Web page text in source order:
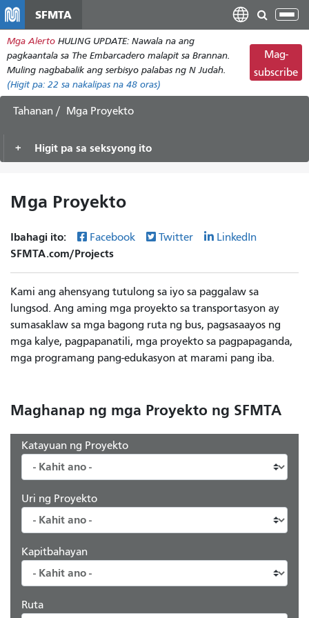
pangunahing
nilalaman
SFMTA
I-
ang
Mga Alerto HULING UPDATE: Nawala na ang
pagkaantala sa The Embarcadero malapit sa Brannan.
Muling nagbabalik ang serbisyo palabas ng N Judah.
(Higit pa: 22 sa nakalipas na 48 oras)
Mag-
subscribe
Tahanan Mga Proyekto
Higit pa sa seksyong ito
Mga Proyekto
Ibahagi ito: Facebook Twitter LinkedIn
SFMTA.com/Projects
Kami ang ahensyang tutulong sa iyo sa paggalaw sa
lungsod. Ang aming mga proyekto sa transportasyon ay
sumasaklaw sa mga bagong ruta ng bus, pagsasaayos ng
mga kalye, pagpapanatili, mga proyekto sa pagpapaganda,
mga programang pang-edukasyon at marami pang iba.
Maghanap ng mga Proyekto ng SFMTA
Katayuan ng Proyekto
Uri ng Proyekto
Kapitbahayan
Ruta